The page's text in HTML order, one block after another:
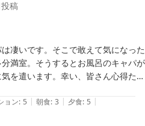
投稿
凄いです。そこで敢えて気になった
満室。そうするとお風呂のキャパが
を遣います。幸い、皆さん心得た方
たのですが、この静寂を乱さないよ
に温泉で気ままに自由にと言う方に
にも厳しいかと。掛け流しの良泉の
ョン: 5 | 朝食: 3 | 夕食: 5 |